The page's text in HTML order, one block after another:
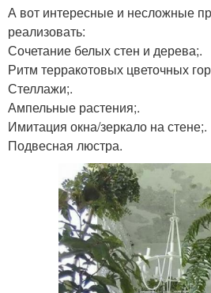
А вот интересные и несложные
реализовать:
Сочетание белых стен и дерева;.
Ритм терракотовых цветочных
Стеллажи;.
Ампельные растения;.
Имитация окна/зеркало на стене;.
Подвесная люстра.